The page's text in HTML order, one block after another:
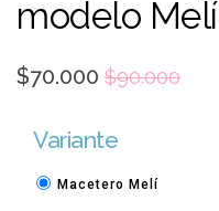
modelo Melí
$70.000 $90.000
Variante
Macetero Melí